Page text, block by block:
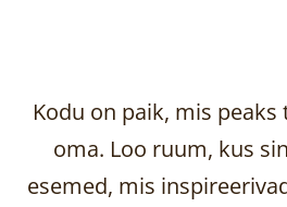
Kodu on paik, mis
oma. Loo ruum, kus
esemed, mis